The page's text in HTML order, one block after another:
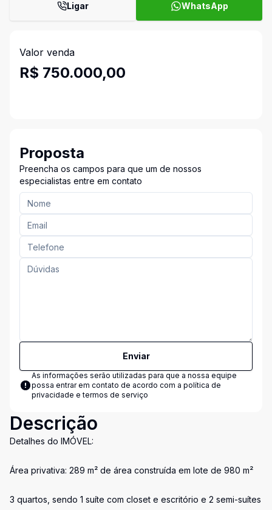
Ligar WhatsApp
Valor venda
R$ 750.000,00
Proposta
Preencha os campos para que um de nossos
especialistas entre em contato
Enviar
As informações serão utilizadas para que a nossa equipe
possa entrar em contato de acordo com a política de
privacidade e termos de serviço
Descrição
Detalhes do IMÓVEL:
Área privativa: 289 m² de área construída em lote de 980 m²
3 quartos, sendo 1 suíte com closet e escritório e 2 semi-suítes